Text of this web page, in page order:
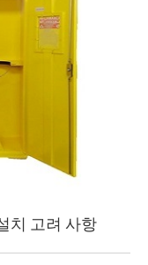
치 고려 사항